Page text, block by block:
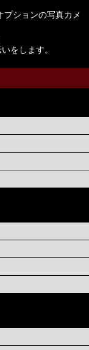
プションの写真カメ
をします。